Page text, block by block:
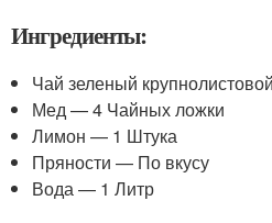
Ингредиенты:
Чай зеленый
Мед — 4 Чайных ложки
Лимон — 1 Штука
Пряности — По вкусу
Вода — 1 Литр